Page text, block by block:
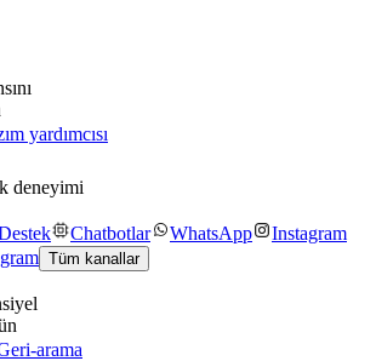
yardımcısı
deneyimi
Chatbotlar WhatsApp
Instagram
Tüm kanallar
arama